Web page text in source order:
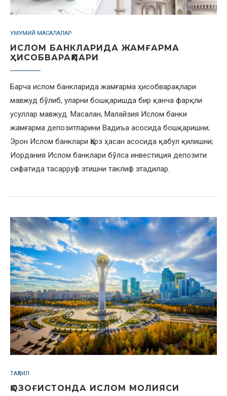
УМУМИЙ МАСАЛАЛАР
ИСЛОМ БАНКЛАРИДА ЖАМҒАРМА
ҲИСОБВАРАҚЛАРИ
Барча ислом банкларида жамғарма ҳисобварақлари
мавжуд бўлиб, уларни бошқаришда бир қанча фарқли
усуллар мавжуд. Масалан, Малайзия Ислом банки
жамғарма депозитларини Вадиъа асосида бошқаришни;
Эрон Ислом банклари Қарз ҳасан асосида қабул қилишни;
Иордания Ислом банклари бўлса инвестиция депозити
сифатида тасарруф этишни таклиф этадилар.
ТАҲЛИЛ
ҚОЗОҒИСТОНДА ИСЛОМ МОЛИЯСИ